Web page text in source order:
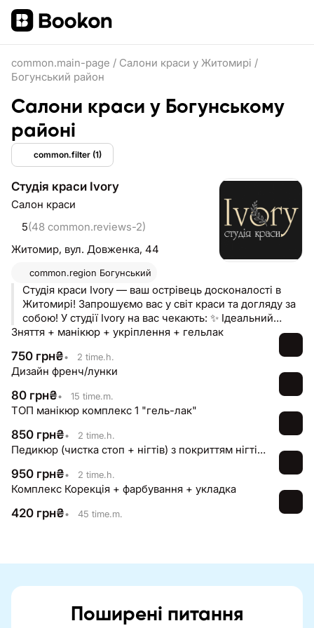
common.main-page / Салони краси у Житомирі /
Богунський район
Салони краси у Богунському
районі
common.filter (1)
Студія краси Ivory
Салон краси
5(48 common.reviews-2)
Житомир, вул. Довженка, 44
common.region Богунський
Студія краси Ivory — ваш острівець досконалості в
Житомирі! Запрошуємо вас у світ краси та догляду за
собою! У студії Ivory на вас чекають: ✨ Ідеальний
манікюр і педикюр✨ Виразні брови та вії✨ Професійна
Зняття + манікюр + укріплення + гельлак
750 грн₴• 2 time.h.
Дизайн френч/лунки
80 грн₴• 15 time.m.
ТОП манікюр комплекс 1 "гель-лак"
850 грн₴• 2 time.h.
Педикюр (чистка стоп + нігтів) з покриттям нігтів гельлаком/лаком
950 грн₴• 2 time.h.
Комплекс Корекція + фарбування + укладка
420 грн₴• 45 time.m.
Поширені питання